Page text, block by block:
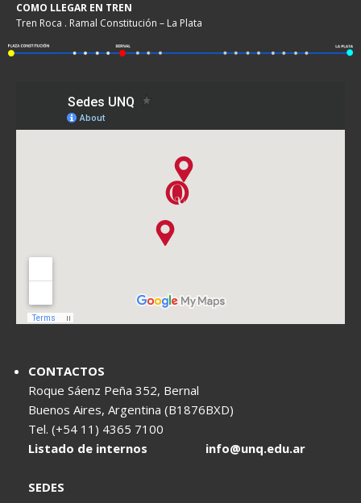
COMO LLEGAR EN TREN
Tren Roca . Ramal Constitución – La Plata
CONTACTOS
Roque Sáenz Peña 352, Bernal
Buenos Aires, Argentina (B1876BXD)
Tel. (+54 11) 4365 7100
Listado de internos
info@unq.edu.ar
SEDES